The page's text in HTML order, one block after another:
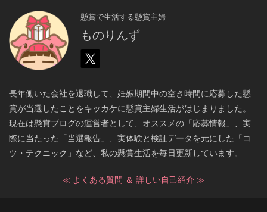
懸賞で生活する懸賞主婦
ものりんず
長年働いた会社を退職して、妊娠期間中の空き時間に応募した懸
賞が当選したことをキッカケに懸賞主婦生活がはじまりました。
現在は懸賞ブログの運営者として、オススメの「応募情報」、実
際に当たった「当選報告」、実体験と検証データを元にした「コ
ツ・テクニック」など、私の懸賞生活を毎日更新しています。
≪ よくある質問 ＆ 詳しい自己紹介 ≫